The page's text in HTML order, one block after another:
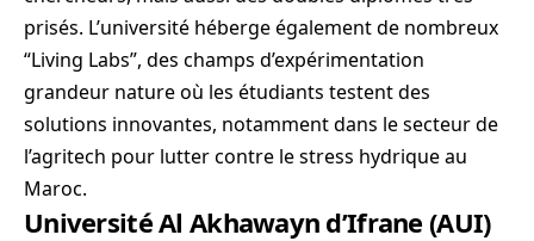
prisés. L’université héberge également de nombreux
“Living Labs”, des champs d’expérimentation
grandeur nature où les étudiants testent des
solutions innovantes, notamment dans le secteur de
l’agritech pour lutter contre le stress hydrique au
Maroc.
Université Al Akhawayn d’Ifrane (AUI)